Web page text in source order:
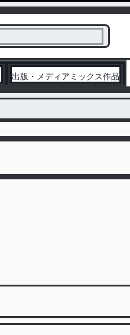
出版・メディアミックス作品